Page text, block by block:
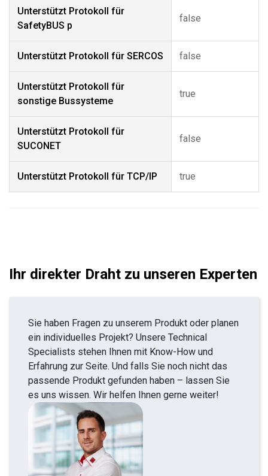
Unterstützt Protokoll für
SafetyBUS p
false
Unterstützt Protokoll für SERCOS false
Unterstützt Protokoll für
sonstige Bussysteme
true
Unterstützt Protokoll für
SUCONET
false
Unterstützt Protokoll für TCP/IP true
Ihr direkter Draht zu unseren Experten
Sie haben Fragen zu unserem Produkt oder planen
ein individuelles Projekt? Unsere Technical
Specialists stehen Ihnen mit Know-How und
Erfahrung zur Seite. Und falls Sie noch nicht das
passende Produkt gefunden haben – lassen Sie
es uns wissen. Wir helfen Ihnen gerne weiter!